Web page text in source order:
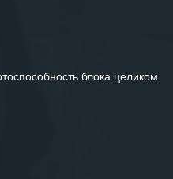
блока целиком